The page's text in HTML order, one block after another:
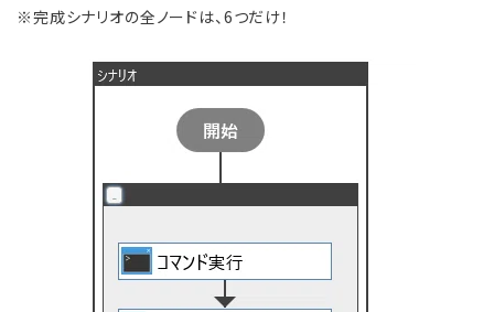
※完成シナリオの全ノードは、6つだけ！